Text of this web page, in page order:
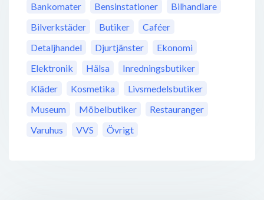
Bankomater Bensinstationer
Bilhandlare
Bilverkstäder
Butiker
Caféer
Detaljhandel
Djurtjänster
Ekonomi
Elektronik
Hälsa
Inredningsbutiker
Kläder
Kosmetika
Livsmedelsbutiker
Museum
Möbelbutiker
Restauranger
Varuhus
VVS Övrigt